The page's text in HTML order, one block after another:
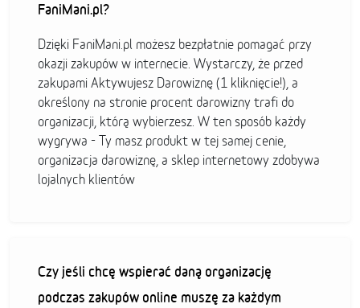
FaniMani.pl?
Dzięki FaniMani.pl możesz bezpłatnie pomagać przy
okazji zakupów w internecie. Wystarczy, że przed
zakupami Aktywujesz Darowiznę (1 kliknięcie!), a
określony na stronie procent darowizny trafi do
organizacji, którą wybierzesz. W ten sposób każdy
wygrywa - Ty masz produkt w tej samej cenie,
organizacja darowiznę, a sklep internetowy zdobywa
lojalnych klientów
Czy jeśli chcę wspierać daną organizację
podczas zakupów online muszę za każdym